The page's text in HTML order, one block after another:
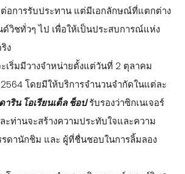
อการรับประทาน แต่มีเอกลักษณ์ที่แตกต่าง
วิชทั่วๆ ไป เพื่อให้เป็นประสบการณ์แห่ง
ง
เริ่มมีวางจำหน่ายตั้งแต่วันที่ 2 ตุลาคม
โดยมีให้บริการจำนวนจำกัดในแต่ละ
าริน โอเรียนเต็ล ช็อป รับรองว่าซิกเนเจอร์
ท่านจะสร้างความประทับใจและความ
ดานักชิม และ ผู้ที่ชื่นชอบในการลิ้มลอง